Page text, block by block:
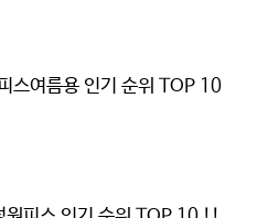
스여름용 인기 순위 TOP 10